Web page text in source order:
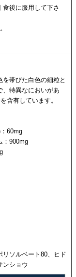
食後に服用して下さ
帯びた白色の細粒と
、特異なにおいがあ
含有しています。
60mg
：900mg
ソルベート80、ヒド
ンショウ